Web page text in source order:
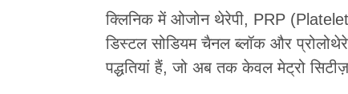
क्लिनिक में ओजोन थेरेपी, PRP
डिस्टल सोडियम चैनल ब्लॉक और
पद्धतियां हैं, जो अब तक केवल मेट्रो